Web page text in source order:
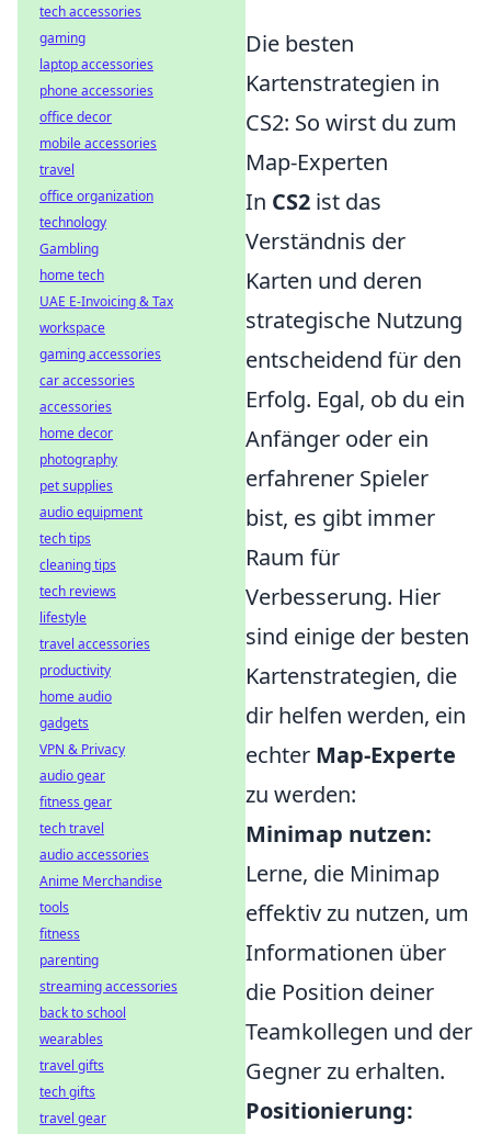
Die besten
Kartenstrategien in
CS2: So wirst du zum
Map-Experten
In CS2 ist das
Verständnis der
Karten und deren
strategische Nutzung
entscheidend für den
Erfolg. Egal, ob du ein
Anfänger oder ein
erfahrener Spieler
bist, es gibt immer
Raum für
Verbesserung. Hier
sind einige der besten
Kartenstrategien, die
dir helfen werden, ein
echter Map-Experte
zu werden:
Minimap nutzen:
Lerne, die Minimap
effektiv zu nutzen, um
Informationen über
die Position deiner
Teamkollegen und der
Gegner zu erhalten.
Positionierung:
tech accessories
gaming
laptop accessories
phone accessories
office decor
mobile accessories
travel
office organization
technology
Gambling
home tech
UAE E-Invoicing & Tax
workspace
gaming accessories
car accessories
accessories
home decor
photography
pet supplies
audio equipment
tech tips
cleaning tips
tech reviews
lifestyle
travel accessories
productivity
home audio
gadgets
VPN & Privacy
audio gear
fitness gear
tech travel
audio accessories
Anime Merchandise
tools
fitness
parenting
streaming accessories
back to school
wearables
travel gifts
tech gifts
travel gear